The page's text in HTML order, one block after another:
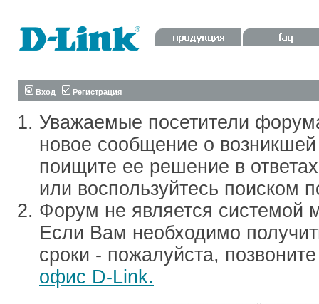
Вход Регистрация
Уважаемые посетители
новое сообщение о
поищите ее решение в
или воспользуйтесь поиском
Форум не является системой
Если Вам необходимо
сроки - пожалуйста,
офис D-Link.